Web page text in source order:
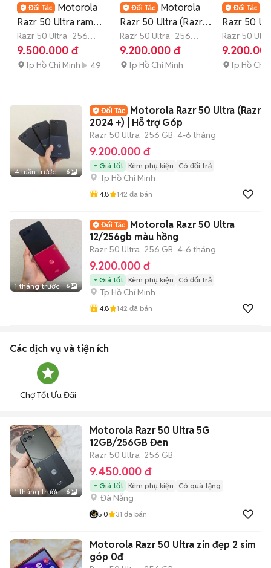
Motorola
Razr 50 Ultra ram
12/256GB. Màu Hồng
Razr 50 Ultra 256
GB 4-6 tháng
9.500.000 đ
Tp Hồ Chí Minh 49
Motorola
Razr 50 Ultra (Razr
2024 +) | Hỗ trợ Góp
Razr 50 Ultra 256
GB 4-6 tháng
9.200.000 đ
Tp Hồ Chí Minh
Razr 50
12/256gb
Razr 50
GB 4-6
Tp Hồ Chí
4 tuần trước 6
Motorola Razr 50 Ultra (Razr
2024 +) | Hỗ trợ Góp
Razr 50 Ultra 256 GB 4-6 tháng
9.200.000 đ
Giá tốt Kèm phụ kiện Có đổi trả
Tp Hồ Chí Minh
4.8 142 đã bán
1 tháng trước 6
Motorola Razr 50 Ultra
12/256gb màu hồng
Razr 50 Ultra 256 GB 4-6 tháng
9.200.000 đ
Giá tốt Kèm phụ kiện Có đổi trả
Tp Hồ Chí Minh
4.8 142 đã bán
Các dịch vụ và tiện ích
Chợ Tốt Ưu Đãi
1 tháng trước 6
Motorola Razr 50 Ultra 5G
12GB/256GB Đen
Razr 50 Ultra 256 GB
9.450.000 đ
Giá tốt Kèm phụ kiện Có quà tặng
Đà Nẵng
5.0 31 đã bán
Motorola Razr 50 Ultra zin đẹp 2 sim
góp 0đ